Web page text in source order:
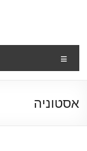
אסטוניה